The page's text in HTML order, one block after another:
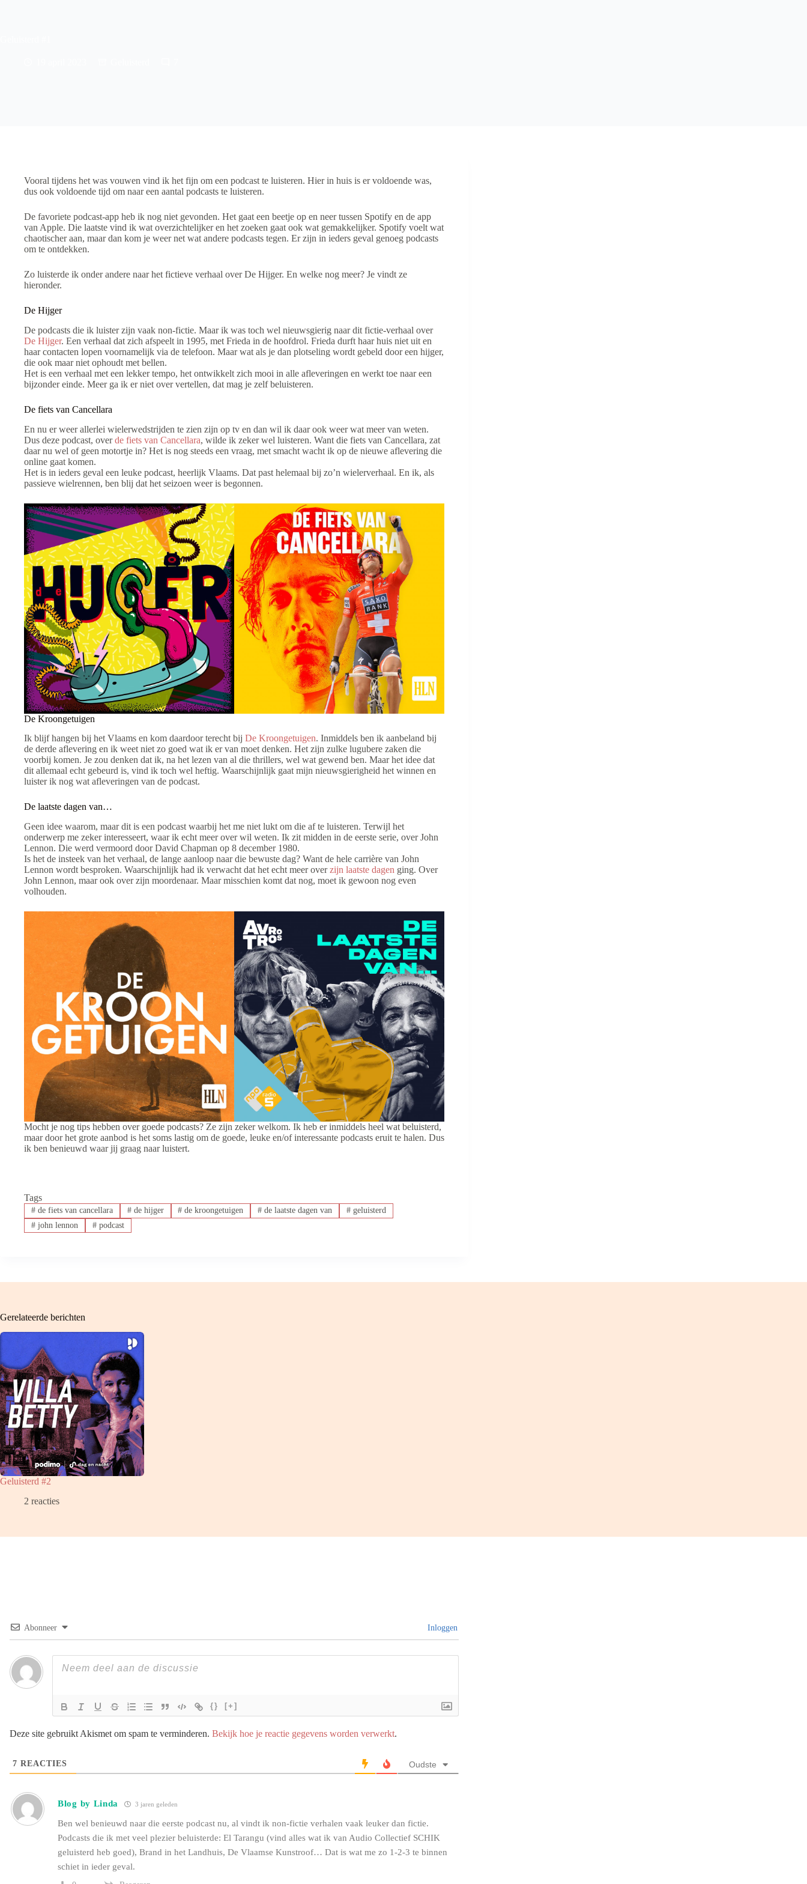
Vooral tijdens het was vouwen vind ik het fijn om een podcast te luisteren. Hier in huis is er voldoende was,
dus ook voldoende tijd om naar een aantal podcasts te luisteren.
De favoriete podcast-app heb ik nog niet gevonden. Het gaat een beetje op en neer tussen Spotify en de app
van Apple. Die laatste vind ik wat overzichtelijker en het zoeken gaat ook wat gemakkelijker. Spotify voelt wat
chaotischer aan, maar dan kom je weer net wat andere podcasts tegen. Er zijn in ieders geval genoeg podcasts
om te ontdekken.
Zo luisterde ik onder andere naar het fictieve verhaal over De Hijger. En welke nog meer? Je vindt ze
hieronder.
De Hijger
De podcasts die ik luister zijn vaak non-fictie. Maar ik was toch wel nieuwsgierig naar dit fictie-verhaal over
De Hijger. Een verhaal dat zich afspeelt in 1995, met Frieda in de hoofdrol. Frieda durft haar huis niet uit en
haar contacten lopen voornamelijk via de telefoon. Maar wat als je dan plotseling wordt gebeld door een hijger,
die ook maar niet ophoudt met bellen.
Het is een verhaal met een lekker tempo, het ontwikkelt zich mooi in alle afleveringen en werkt toe naar een
bijzonder einde. Meer ga ik er niet over vertellen, dat mag je zelf beluisteren.
De fiets van Cancellara
En nu er weer allerlei wielerwedstrijden te zien zijn op tv en dan wil ik daar ook weer wat meer van weten.
Dus deze podcast, overde fiets van Cancellara, wilde ik zeker wel luisteren. Want die fiets van Cancellara, zat
daar nu wel of geen motortje in? Het is nog steeds een vraag, met smacht wacht ik op de nieuwe aflevering die
online gaat komen.
Het is in ieders geval een leuke podcast, heerlijk Vlaams. Dat past helemaal bij zo’n wielerverhaal. En ik, als
passieve wielrennen, ben blij dat het seizoen weer is begonnen.
De Kroongetuigen
Ik blijf hangen bij het Vlaams en kom daardoor terecht bij De Kroongetuigen. Inmiddels ben ik aanbeland bij
de derde aflevering en ik weet niet zo goed wat ik er van moet denken. Het zijn zulke lugubere zaken die
voorbij komen. Je zou denken dat ik, na het lezen van al die thrillers, wel wat gewend ben. Maar het idee dat
dit allemaal echt gebeurd is, vind ik toch wel heftig. Waarschijnlijk gaat mijn nieuwsgierigheid het winnen en
luister ik nog wat afleveringen van de podcast.
De laatste dagen van…
Geen idee waarom, maar dit is een podcast waarbij het me niet lukt om die af te luisteren. Terwijl het
onderwerp me zeker interesseert, waar ik echt meer over wil weten. Ik zit midden in de eerste serie, over John
Lennon. Die werd vermoord door David Chapman op 8 december 1980.
Is het de insteek van het verhaal, de lange aanloop naar die bewuste dag? Want de hele carrière van John
Lennon wordt besproken. Waarschijnlijk had ik verwacht dat het echt meer overzijn laatste dagen ging. Over
John Lennon, maar ook over zijn moordenaar. Maar misschien komt dat nog, moet ik gewoon nog even
volhouden.
Mocht je nog tips hebben over goede podcasts? Ze zijn zeker welkom. Ik heb er inmiddels heel wat beluisterd,
maar door het grote aanbod is het soms lastig om de goede, leuke en/of interessante podcasts eruit te halen. Dus
ik ben benieuwd waar jij graag naar luistert.
Tags
#de fiets van cancellara #de hijger # de kroongetuigen # de laatste dagen van # geluisterd
#john lennon #podcast
Gerelateerde berichten
Geluisterd #2
2 reacties
Abonneer Inloggen
{} [+]
Deze site gebruikt Akismet om spam te verminderen. Bekijk hoe je reactie gegevens worden verwerkt.
7 REACTIES Oudste
Blog by Linda 3 jaren geleden
Ben wel benieuwd naar die eerste podcast nu, al vindt ik non-fictie verhalen vaak leuker dan fictie.
Podcasts die ik met veel plezier beluisterde: El Tarangu (vind alles wat ik van Audio Collectief SCHIK
geluisterd heb goed), Brand in het Landhuis, De Vlaamse Kunstroof… Dat is wat me zo 1-2-3 te binnen
schiet in ieder geval.